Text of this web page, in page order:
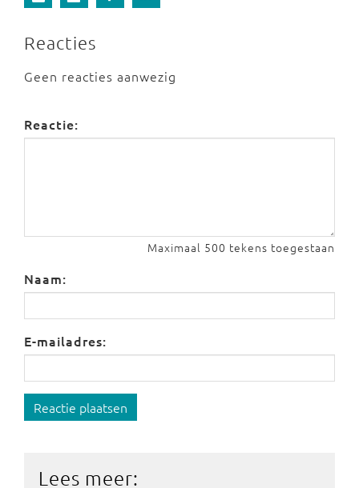
Reacties
Geen reacties aanwezig
Reactie:
Maximaal 500 tekens toegestaan
Naam:
E-mailadres:
Reactie plaatsen
Lees meer: